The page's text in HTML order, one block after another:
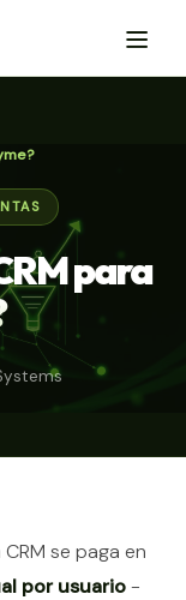
para
se paga en
por usuario-